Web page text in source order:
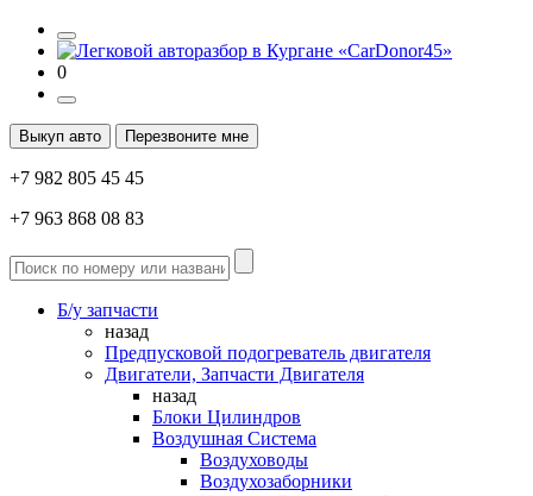
0
Выкуп авто Перезвоните мне
+7 982 805 45 45
+7 963 868 08 83
Б/у запчасти
назад
Предпусковой подогреватель двигателя
Двигатели, Запчасти Двигателя
назад
Блоки Цилиндров
Воздушная Система
Воздуховоды
Воздухозаборники